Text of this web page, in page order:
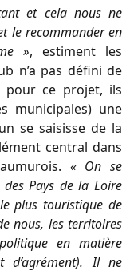
et cela nous ne
le recommander en
», estiment les
n’a pas défini de
pour ce projet, ils
municipales) une
se saisisse de la
central dans
« On se
Pays de la Loire
plus touristique de
nous, les territoires
en matière
d’agrément). Il ne